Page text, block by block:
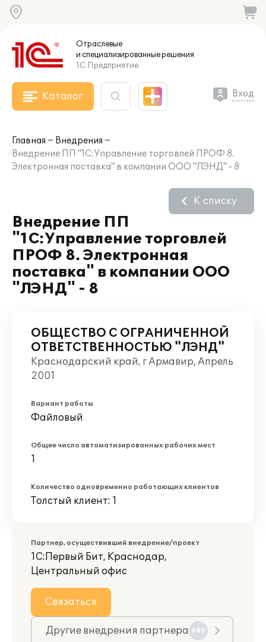
Отраслевые
и специализированныерешения
1С:Предприятие
Каталог Вход
Главная
Внедрения
Внедрение ПП "1С:Управление торговлей ПРОФ 8.
Электронная поставка" в компании ООО "ЛЭНД" - 8
Внедрение ПП
"1С:Управление торговлей
ПРОФ 8. Электронная
поставка" в компании ООО
"ЛЭНД" - 8
К списку
ОБЩЕСТВО С ОГРАНИЧЕННОЙ
ОТВЕТСТВЕННОСТЬЮ "ЛЭНД"
Краснодарский край, г Армавир, Апрель
2001
Вариант работы
Файловый
Общее число автоматизированных рабочих мест
1
Количество одновременно работающих клиентов
Толстый клиент: 1
Партнер, осуществивший внедрение/проект
1С:Первый Бит, Краснодар,
Центральный офис
Связаться
Другие внедрения партнера 680